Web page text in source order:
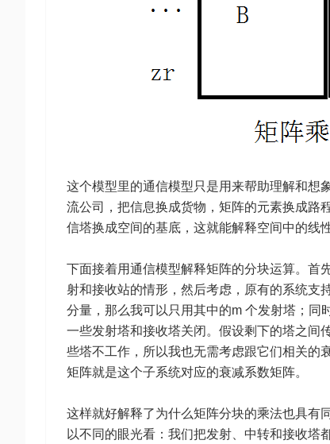
这个模型里的通信模型只是用来帮助理解和想
流公司，把信息换成货物，矩阵的元素换成路
信塔换成空间的基底，这就能解释空间中的线
下面接着用通信模型解释矩阵的分块运算。首
射和接收站的情形，然后考虑，原有的系统支
分量，那么我可以只用其中的m 个发射塔；同
一些发射塔和接收塔关闭。假设剩下的塔之间
些塔不工作，所以我也无需考虑跟它们相关的
矩阵就是这个子系统对应的衰减系数矩阵。
这样就好解释了为什么矩阵分块的乘法也具有
以不同的眼光看：我们把发射、中转和接收塔